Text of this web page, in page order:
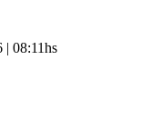
| 08:11hs